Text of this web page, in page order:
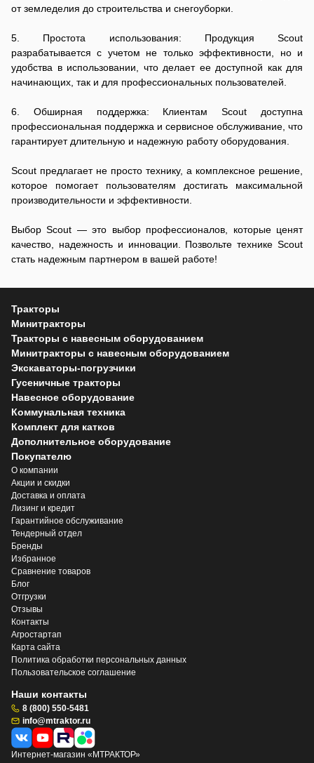
от земледелия до строительства и снегоуборки.
5. Простота использования: Продукция Scout
разрабатывается с учетом не только эффективности, но и
удобства в использовании, что делает ее доступной как для
начинающих, так и для профессиональных пользователей.
6. Обширная поддержка: Клиентам Scout доступна
профессиональная поддержка и сервисное обслуживание, что
гарантирует длительную и надежную работу оборудования.
Scout предлагает не просто технику, а комплексное решение,
которое помогает пользователям достигать максимальной
производительности и эффективности.
Выбор Scout — это выбор профессионалов, которые ценят
качество, надежность и инновации. Позвольте технике Scout
стать надежным партнером в вашей работе!
Тракторы
Минитракторы
Тракторы с навесным оборудованием
Минитракторы с навесным оборудованием
Экскаваторы-погрузчики
Гусеничные тракторы
Навесное оборудование
Коммунальная техника
Комплект для катков
Дополнительное оборудование
Покупателю
О компании
Акции и скидки
Доставка и оплата
Лизинг и кредит
Гарантийное обслуживание
Тендерный отдел
Бренды
Избранное
Сравнение товаров
Блог
Отгрузки
Отзывы
Контакты
Агростартап
Карта сайта
Политика обработки персональных данных
Пользовательское соглашение
Наши контакты
8 (800) 550-5481
info@mtraktor.ru
Интернет-магазин «МТРАКТОР»